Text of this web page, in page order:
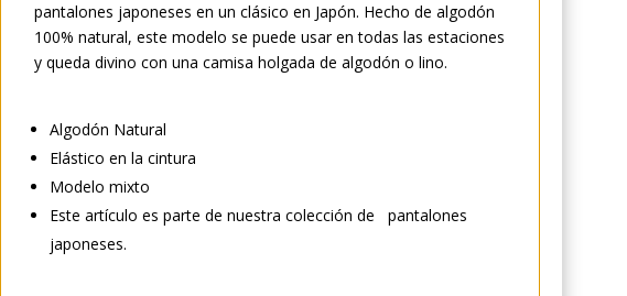
pantalones japoneses en un clásico en Japón. Hecho de algodón
100% natural, este modelo se puede usar en todas las estaciones
y queda divino con una camisa holgada de algodón o lino.
Algodón Natural
Elástico en la cintura
Modelo mixto
Este artículo es parte de nuestra colección de pantalones
japoneses.